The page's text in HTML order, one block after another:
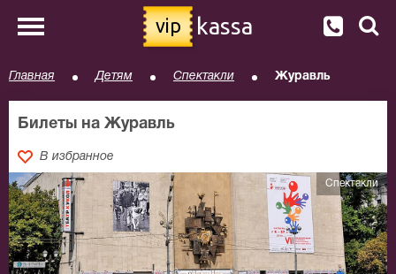
vip kassa
Главная Детям Спектакли Журавль
Билеты на Журавль
В избранное
Спектакли